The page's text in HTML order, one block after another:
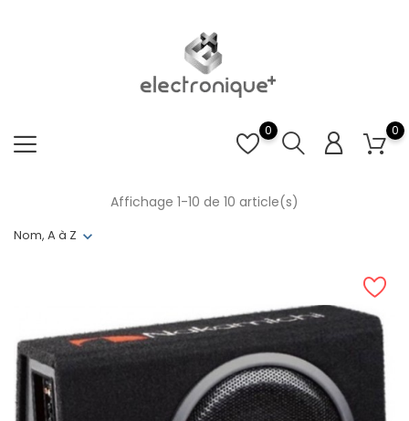
0
0
Nom, A à Z
Affichage 1-10 de 10 article(s)